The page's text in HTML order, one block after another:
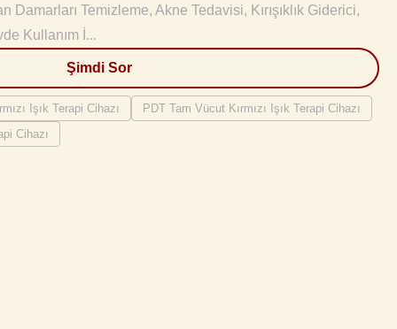
Damarları Temizleme, Akne Tedavisi, Kırışıklık Giderici,
Kullanım İ...
Şimdi Sor
Işık Terapi Cihazı
PDT Tam Vücut Kırmızı Işık Terapi Cihazı
Cihazı